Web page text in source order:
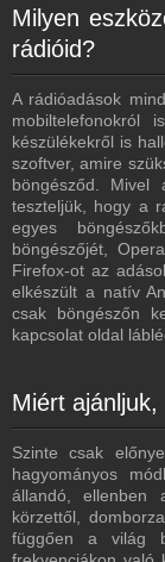
Milyen
rádióid?
A rádióadások
mobiltelefonokról
készülékekről is
szoftver, amire
böngésződ. Mivel
teszteljük, hogy a
egyes
böngészőjét,
Firefox-ot az
elkészült a natív
csak böngészőn
kapcsolat oldal
Miért
Szinte csak
hagyományos
állandó, ellenben
körzettől,
függően a világ